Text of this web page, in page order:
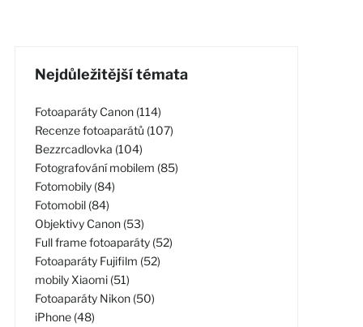
Nejdůležitější témata
Fotoaparáty Canon (114)
Recenze fotoaparátů (107)
Bezzrcadlovka (104)
Fotografování mobilem (85)
Fotomobily (84)
Fotomobil (84)
Objektivy Canon (53)
Full frame fotoaparáty (52)
Fotoaparáty Fujifilm (52)
mobily Xiaomi (51)
Fotoaparáty Nikon (50)
iPhone (48)